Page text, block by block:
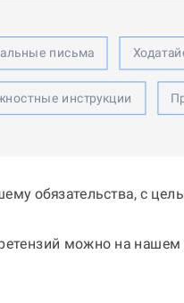
письма
инструкции
обязательства, с
можно на нашем